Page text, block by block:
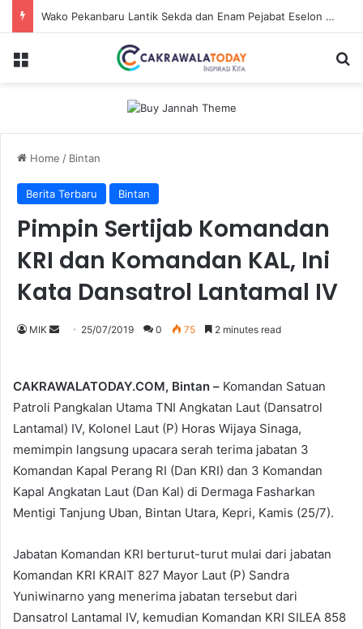
Wako Pekanbaru Lantik Sekda dan Enam Pejabat Eselon Lainnya
Menu
Home / Bintan
Berita Terbaru Bintan
Pimpin Sertijab Komandan
KRI dan Komandan KAL, Ini
Kata Dansatrol Lantamal IV
MIK
Send 25/07/2019 0 75 2 minutes read
CAKRAWALATODAY.COM, Bintan – Komandan Satuan
Patroli Pangkalan Utama TNI Angkatan Laut (Dansatrol
Lantamal) IV, Kolonel Laut (P) Horas Wijaya Sinaga,
memimpin langsung upacara serah terima jabatan 3
Komandan Kapal Perang RI (Dan KRI) dan 3 Komandan
Kapal Angkatan Laut (Dan Kal) di Dermaga Fasharkan
Mentigi Tanjung Uban, Bintan Utara, Kepri, Kamis (25/7).
Jabatan Komandan KRI berturut-turut mulai dari jabatan
Komandan KRI KRAIT 827 Mayor Laut (P) Sandra
Yuniwinarno yang menerima jabatan tersebut dari
Dansatrol Lantamal IV, kemudian Komandan KRI SILEA 858